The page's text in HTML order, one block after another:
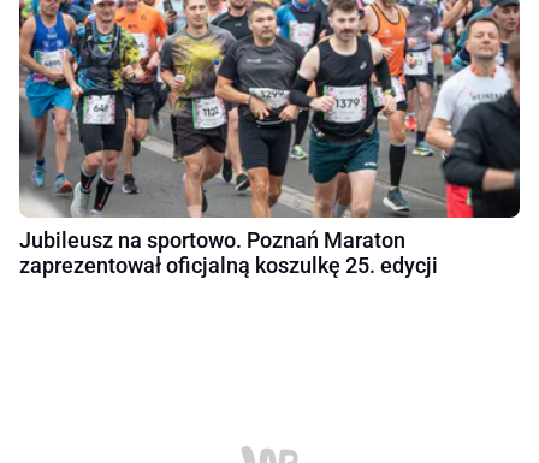
Jubileusz na sportowo. Poznań Maraton
zaprezentował oficjalną koszulkę 25. edycji